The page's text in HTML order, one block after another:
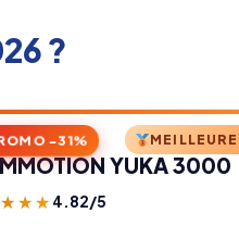
?
−31%
YUKA 3000
4.82/5